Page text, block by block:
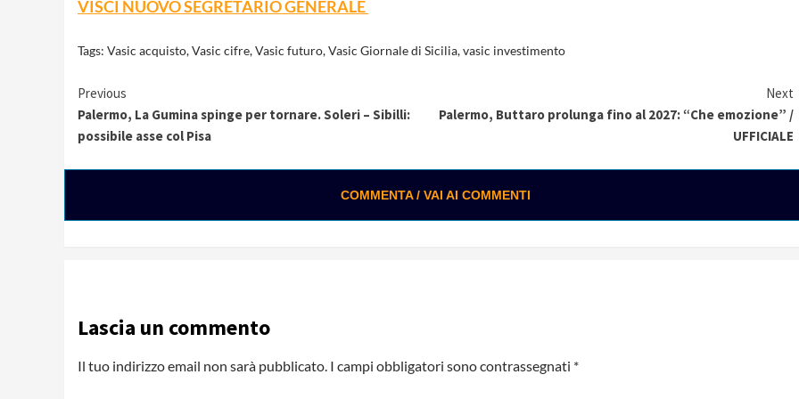
VISCI NUOVO SEGRETARIO GENERALE
Tags: Vasic acquisto,Vasic cifre,Vasic futuro,Vasic Giornale di Sicilia,vasic investimento
Continue
Reading
Previous
Palermo, La Gumina spinge per tornare. Soleri – Sibilli:
possibile asse col Pisa
Next
Palermo, Buttaro prolunga fino al 2027: “Che emozione” /
UFFICIALE
COMMENTA / VAI AI COMMENTI
Lascia un commento
Il tuo indirizzo email non sarà pubblicato. I campi obbligatori sono contrassegnati *